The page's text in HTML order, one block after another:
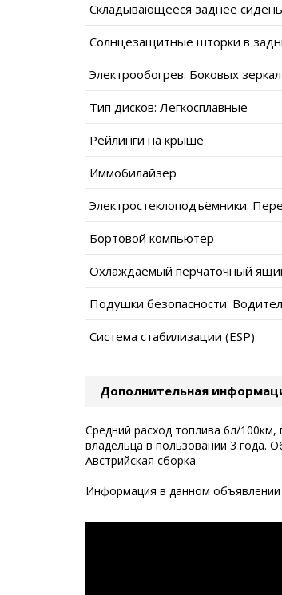
Складывающееся заднее
Солнцезащитные шторки в
Электрообогрев: Боковых зеркал
Тип дисков: Легкосплавные
Рейлинги на крыше
Иммобилайзер
Электростеклоподъёмники:
Бортовой компьютер
Охлаждаемый перчаточный
Подушки безопасности:
Система стабилизации (ESP)
Дополнительная
Средний расход топлива 6л/
владельца в пользовании 3 года.
Австрийская сборка.
Информация в данном объявлении